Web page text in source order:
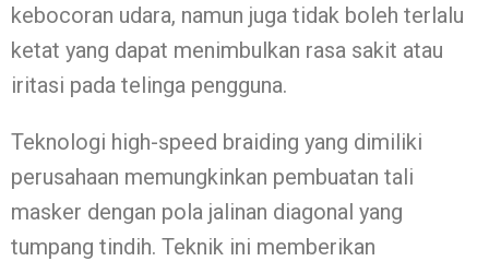
kebocoran udara, namun juga tidak boleh terlalu
ketat yang dapat menimbulkan rasa sakit atau
iritasi pada telinga pengguna.
Teknologi high-speed braiding yang dimiliki
perusahaan memungkinkan pembuatan tali
masker dengan pola jalinan diagonal yang
tumpang tindih. Teknik ini memberikan